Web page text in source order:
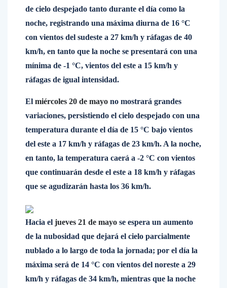
de cielo despejado tanto durante el día como la
noche, registrando una máxima diurna de 16 °C
con vientos del sudeste a 27 km/h y ráfagas de 40
km/h, en tanto que la noche se presentará con una
mínima de -1 °C, vientos del este a 15 km/h y
ráfagas de igual intensidad.
El miércoles 20 de mayo no mostrará grandes
variaciones, persistiendo el cielo despejado con una
temperatura durante el día de 15 °C bajo vientos
del este a 17 km/h y ráfagas de 23 km/h. A la noche,
en tanto, la temperatura caerá a -2 °C con vientos
que continuarán desde el este a 18 km/h y ráfagas
que se agudizarán hasta los 36 km/h.
Hacia el jueves 21 de mayo se espera un aumento
de la nubosidad que dejará el cielo parcialmente
nublado a lo largo de toda la jornada; por el día la
máxima será de 14 °C con vientos del noreste a 29
km/h y ráfagas de 34 km/h, mientras que la noche